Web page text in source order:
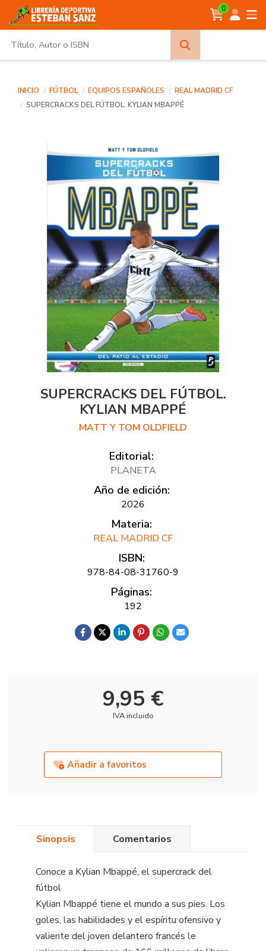
0
INICIO FÚTBOL EQUIPOS ESPAÑOLES
REAL MADRID CF
SUPERCRACKS DEL FÚTBOL. KYLIAN MBAPPÉ
SUPERCRACKS DEL FÚTBOL.
KYLIAN MBAPPÉ
MATT Y TOM OLDFIELD
Editorial:
PLANETA
Año de edición:
2026
Materia:
REAL MADRID CF
ISBN:
978-84-08-31760-9
Páginas:
192
9,95 €
IVA incluido
Añadir a favoritos
Sinopsis Comentarios
Conoce a Kylian Mbappé, el supercrack del
fútbol
Kylian Mbappé tiene el mundo a sus pies. Los
goles, las habilidades y el espíritu ofensivo y
valiente del joven delantero francés le